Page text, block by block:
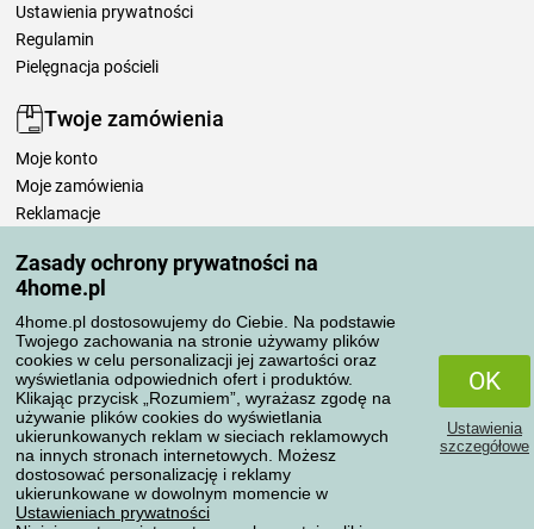
Zasady ochrony prywatności na
4home.pl
4home.pl dostosowujemy do Ciebie. Na podstawie
Twojego zachowania na stronie używamy plików
cookies w celu personalizacji jej zawartości oraz
wyświetlania odpowiednich ofert i produktów.
Klikając przycisk „Rozumiem”, wyrażasz zgodę na
używanie plików cookies do wyświetlania
ukierunkowanych reklam w sieciach reklamowych
na innych stronach internetowych. Możesz
dostosować personalizację i reklamy
ukierunkowane w dowolnym momencie w
Ustawieniach prywatności
OK
Ustawienia
szczegółowe
Ustawienia prywatności
Regulamin
Pielęgnacja pościeli
Twoje zamówienia
Moje konto
Moje zamówienia
Reklamacje
Zasady przetwarzania recenzji
Sposoby transportu
Metody płatności
Niezawodny sklep